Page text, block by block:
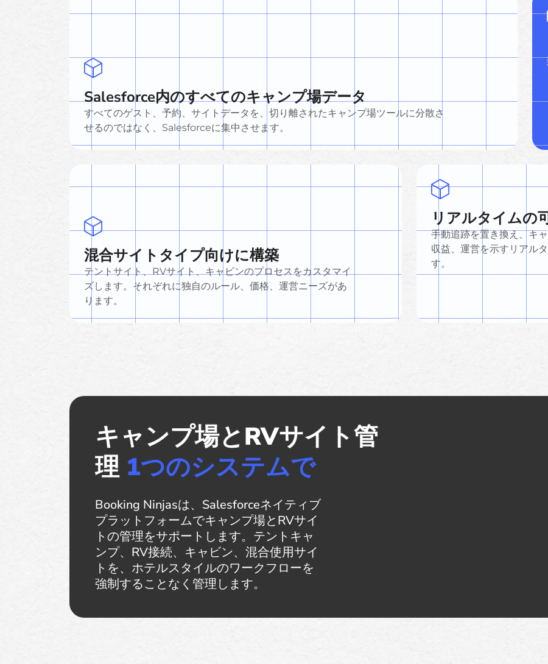
Salesforce内のすべてのキャンプ場データ
すべてのゲスト、予約、サイトデータを、切り離されたキャンプ場ツールに分散さ
せるのではなく、Salesforceに集中させます。
混合サイトタイプ向けに構築
テントサイト、RVサイト、キャビンのプロセスをカスタマイ
ズします。それぞれに独自のルール、価格、運営ニーズがあ
ります。
リアルタイムの
手動追跡を置き換え、キ
収益、運営を示すリアル
す。
キャンプ場とRVサイト管
理 1つのシステムで
Booking Ninjasは、Salesforceネイティブ
プラットフォームでキャンプ場とRVサイ
トの管理をサポートします。テントキャ
ンプ、RV接続、キャビン、混合使用サイ
トを、ホテルスタイルのワークフローを
強制することなく管理します。